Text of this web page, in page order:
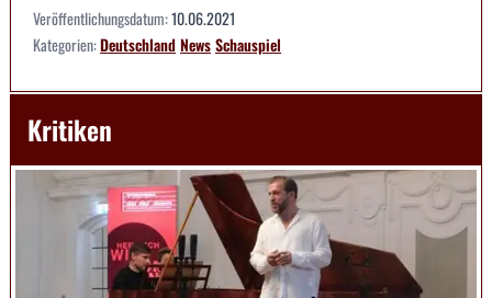
Veröffentlichungsdatum:10.06.2021
Kategorien:DeutschlandNewsSchauspiel
Kritiken